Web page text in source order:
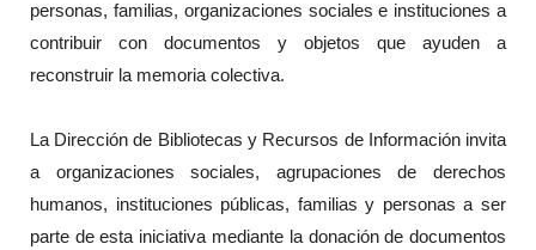
personas, familias, organizaciones sociales e instituciones a
contribuir con documentos y objetos que ayuden a
reconstruir la memoria colectiva.
La Dirección de Bibliotecas y Recursos de Información invita
a organizaciones sociales, agrupaciones de derechos
humanos, instituciones públicas, familias y personas a ser
parte de esta iniciativa mediante la donación de documentos